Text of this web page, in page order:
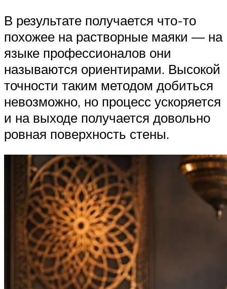
В результате получается что-то
похожее на растворные маяки — на
языке профессионалов они
называются ориентирами. Высокой
точности таким методом добиться
невозможно, но процесс ускоряется
и на выходе получается довольно
ровная поверхность стены.